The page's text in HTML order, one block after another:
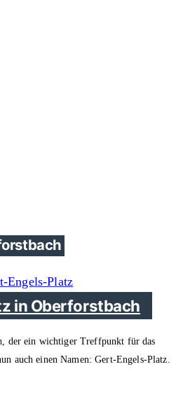
in Oberforstbach
der ein wichtiger Treffpunkt für das
auch einen Namen: Gert-Engels-Platz.